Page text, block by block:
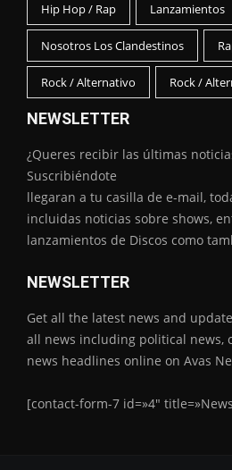
Hip Hop / Rap Lanzamientos
Nosotros Los Clandestinos
Rock / Alternativo Rock /
NEWSLETTER
¿Queres recibir las últimas
Suscribiéndote
llegaran a tu casilla de e-mail,
incluidas noticias sobre shows,
lanzamientos de Discos como
NEWSLETTER
Get all the latest news and
all news including political news,
news headlines online on Avas
[contact-form-7 id=»4″